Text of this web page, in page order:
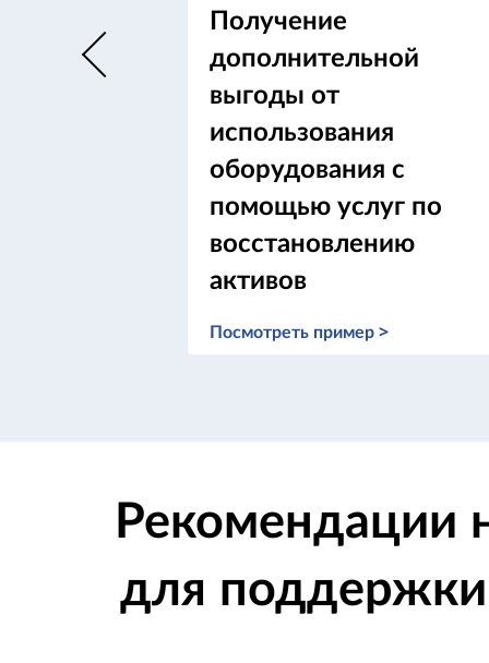
Получение
дополнительной
выгоды от
использования
оборудования с
помощью услуг по
восстановлению
активов
Посмотреть пример >
Рекомендации
для